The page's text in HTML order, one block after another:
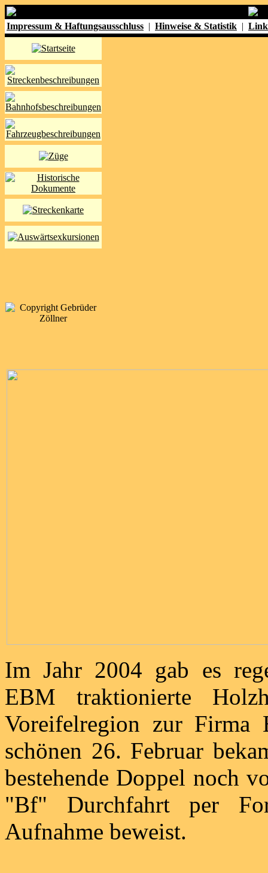
Impressum & Haftungsausschluss | Hinweise & Statistik |
Im Jahr 2004 gab es
EBM traktionierte
Voreifelregion zur
schönen 26. Februar
bestehende Doppel noch
"Bf" Durchfahrt per
Aufnahme beweist.